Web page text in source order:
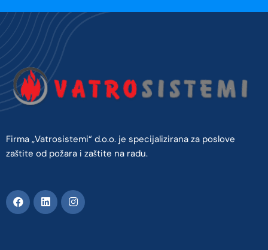
Firma „Vatrosistemi“ d.o.o. je specijalizirana za poslove
zaštite od požara i zaštite na radu.